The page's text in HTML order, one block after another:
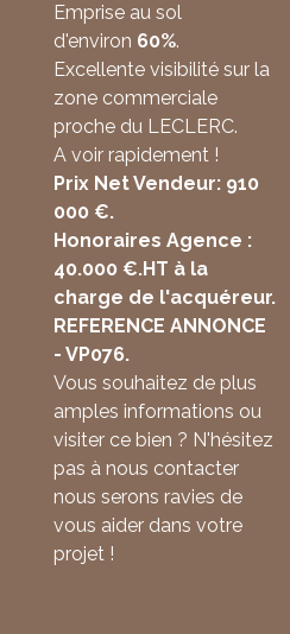
Emprise au sol
d'environ 60%.
Excellente visibilité sur la
zone commerciale
proche du LECLERC.
A voir rapidement !
Prix Net Vendeur: 910
000 €.
Honoraires Agence :
40.000 €.HT à la
charge de l'acquéreur.
REFERENCE ANNONCE
- VP076.
Vous souhaitez de plus
amples informations ou
visiter ce bien ? N'hésitez
pas à nous contacter
nous serons ravies de
vous aider dans votre
projet !